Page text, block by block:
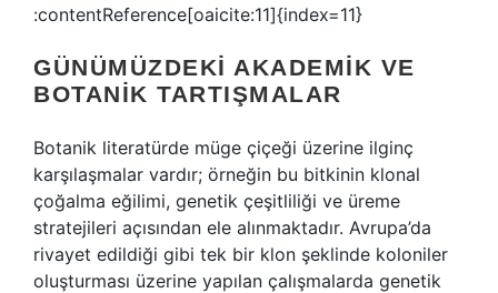
:contentReference[oaicite:11]{index=11}
GÜNÜMÜZDEKI AKADEMIK VE
BOTANIK TARTIŞMALAR
Botanik literatürde müge çiçeği üzerine ilginç
karşılaşmalar vardır; örneğin bu bitkinin klonal
çoğalma eğilimi, genetik çeşitliliği ve üreme
stratejileri açısından ele alınmaktadır. Avrupa’da
rivayet edildiği gibi tek bir klon şeklinde koloniler
oluşturması üzerine yapılan çalışmalarda genetik